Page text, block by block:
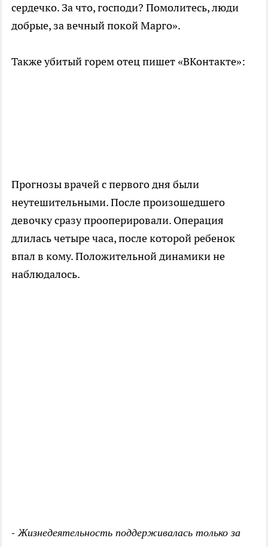
сердечко. За что, господи? Помолитесь, люди
добрые, за вечный покой Марго».
Также убитый горем отец пишет «ВКонтакте»:
Прогнозы врачей с первого дня были
неутешительными. После произошедшего
девочку сразу прооперировали. Операция
длилась четыре часа, после которой ребенок
впал в кому. Положительной динамики не
наблюдалось.
- Жизнедеятельность поддерживалась только за